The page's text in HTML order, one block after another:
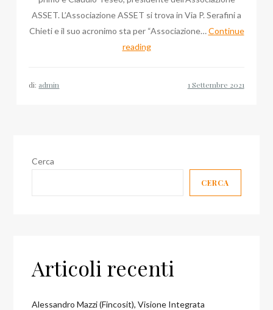
ASSET. L’Associazione ASSET si trova in Via P. Serafini a
Chieti e il suo acronimo sta per “Associazione…Continue
readingDa
Rosafio
di: admin
Cerca
CERCA
Articoli recenti
Alessandro Mazzi (Fincosit), Visione Integrata